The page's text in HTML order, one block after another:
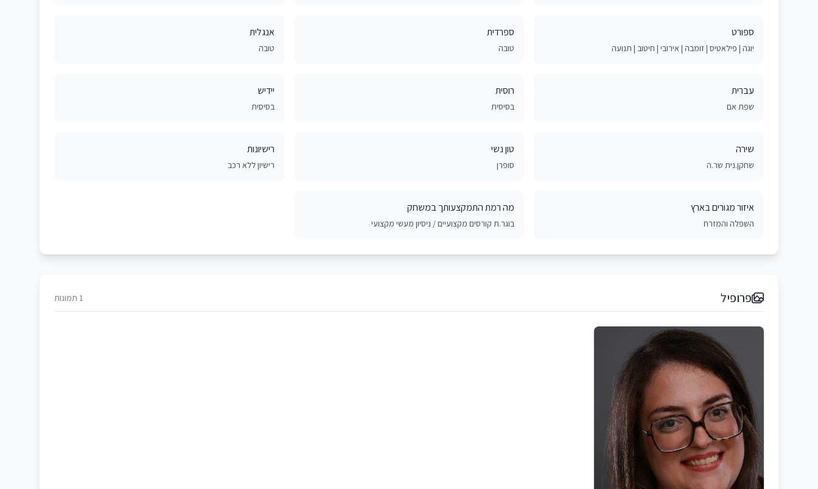
ספורט
יוגה | פילאטיס | זומבה | אירובי | חיטוב | תנועה
ספרדית
טובה
אנגלית
טובה
עברית
שפת אם
רוסית
בסיסית
יידיש
בסיסית
שירה
שחקן.נית שר.ה
טון נשי
סופרן
רישיונות
רישיון ללא רכב
איזור מגורים בארץ
השפלה והמזרח
מה רמת התמקצעותך במשחק
בוגר.ת קורסים מקצועיים / ניסיון מעשי מקצועי
פרופיל 1 תמונות